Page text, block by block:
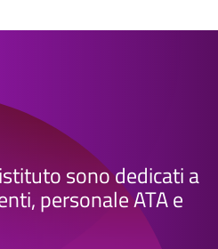
sono dedicati a
personale ATA e